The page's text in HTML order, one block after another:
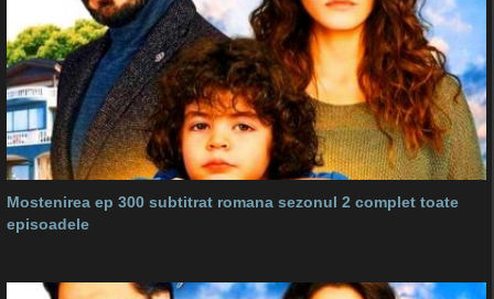
Mostenirea ep 300 subtitrat romana sezonul 2 complet toate
episoadele